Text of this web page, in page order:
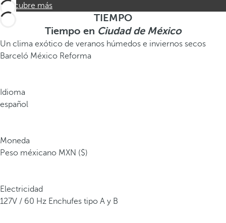
Descubre más
TIEMPO
Tiempo en Ciudad de México
Un clima exótico de veranos húmedos e inviernos secos
Barceló México Reforma
Idioma
español
Moneda
Peso méxicano MXN ($)
Electricidad
127V / 60 Hz Enchufes tipo A y B